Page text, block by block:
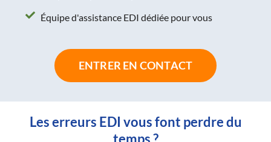
Équipe d'assistance EDI dédiée pour vous
ENTRER EN CONTACT
Les erreurs EDI vous font perdre du